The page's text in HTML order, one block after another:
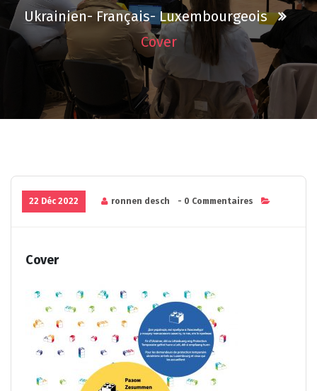
Ukrainien- Français- Luxembourgeois
Cover
22 Déc 2022 ronnen desch - 0 Commentaires
Cover